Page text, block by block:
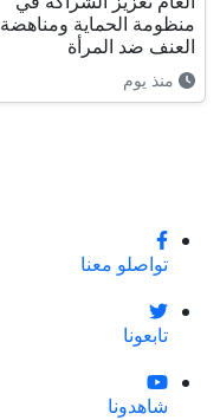
منظومة الحماية ومناهضة
العنف ضد المرأة
منذ يوم
تواصلو معنا
تابعونا
شاهدونا